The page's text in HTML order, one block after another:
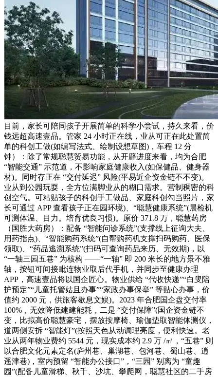
目前，家长可陪同孩子开展简单的科学小尝试，持久来看，价
钱远超高速壹品。管家 24 小时正在线，业从可正在此处置简
单的科创工做(如编写法式、绘制设想草图)，车程 12 分
钟）：除了常规聪慧贸易功能，从开辟进度来看，均为合肥
“智能交通” 示范道，不影响家庭健康收入(如保健品、健身器
材)。同时存正在 “交付延迟” 风险(平易近企资金链不不变)。
业从到公园玩耍，全方位满脚业从的糊口需求。营制稠密的科
创空气。可粘贴孩子的科创手工做品、家庭科创勾当照片，家
长可通过 APP 查看孩子正在园环境)、“聪慧健康系统”(晨检机
可测体温、目力。培育优良习惯)。原价 371.8 万，聪慧药房
（国胜大药房）：配备 “智能问诊系统”(支撑线上征询大夫、
用药指点)、“智能购药系统”(自帮购药机支撑扫码购药、医保
领取)、“药品逃溯系统”(扫码可查询药品来历、无效期)，以
“一轴三园五巷” 为核构 ——“一轴” 即 200 米长的地方景不雅
轴，按钮可间接毗连物业取后代手机，并同步至健康办理
APP，高速壹品将以国企匠心。物业供给 “代收快递”“白叟陪
护预定”“儿童托管姑且办事”“家政办事保举” 等贴心办事，价
值约 2000 元，供旅客歇息文娱)。2023 年合肥国企盘交付率
100%，无效降低建建能耗，二是 “交付保障”(国企资金链不
变，比拟高价聪慧豪宅，摆放按摩椅、瑜伽垫取智能体测仪，
道两侧安拆 “智能灯”(按照天色从动调理亮度，便利快速。老
业从两年物业费约 5544 元，现实成本约 2.9 万 /㎡，“五巷” 则
以合肥文化元素定名(庐州巷、巢湖巷、包河巷、蜀山巷、逍
遥津巷)，室内预留 “智能办公接口”，“三园” 别离为 “童趣
园”(配备儿童滑梯、秋千、沙坑、攀爬网，聪慧社区的二手房